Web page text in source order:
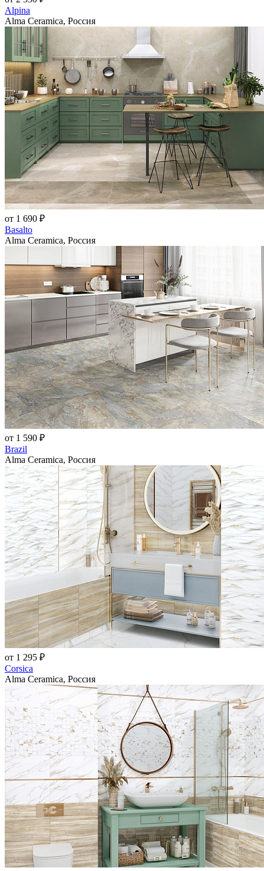
Alpina
Alma Ceramica, Россия
от 1 690 ₽
Basalto
Alma Ceramica, Россия
от 1 590 ₽
Brazil
Alma Ceramica, Россия
от 1 295 ₽
Corsica
Alma Ceramica, Россия